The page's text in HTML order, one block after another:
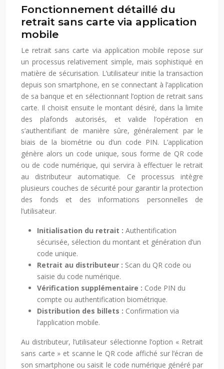
Fonctionnement détaillé du
retrait sans carte via application
mobile
Le retrait sans carte via application mobile repose sur
un processus relativement simple, mais sophistiqué en
matière de sécurisation. L’utilisateur initie la transaction
depuis son smartphone, en se connectant à l’application
de sa banque et en sélectionnant l’option de retrait sans
carte. Il choisit ensuite le montant désiré, dans la limite
des plafonds autorisés, et valide l’opération en
s’authentifiant de manière sûre, généralement par le
biais de la biométrie ou d’un code PIN. L’application
génère alors un code unique, sous forme de QR code
ou de code numérique, qui servira à effectuer le retrait
au distributeur automatique. Ce processus intègre
plusieurs couches de sécurité pour garantir la protection
des fonds et des informations personnelles de
l’utilisateur.
Initialisation du retrait : Authentification
sécurisée, sélection du montant et génération d’un
code unique.
Retrait au distributeur : Scan du QR code ou
saisie du code numérique.
Vérification supplémentaire : Code PIN du
compte ou authentification biométrique.
Distribution des billets : Confirmation via
l’application mobile.
Au distributeur, l’utilisateur sélectionne l’option « Retrait
sans carte » et scanne le QR code affiché sur l’écran de
son smartphone ou saisit le code numérique généré par